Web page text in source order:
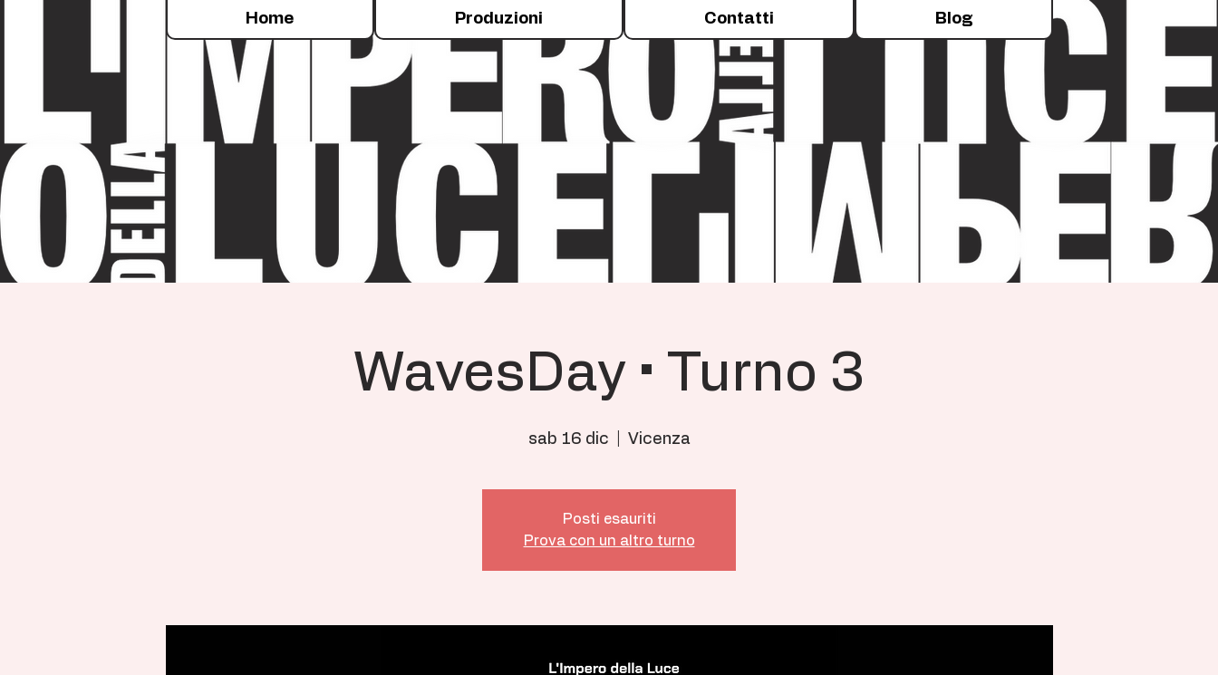
Home Produzioni Contatti Blog
WavesDay • Turno 3
sab 16 dic Vicenza
Posti esauriti
Prova con un altro turno